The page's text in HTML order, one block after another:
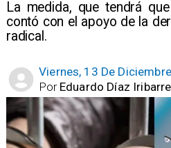
​La medida, que tendrá
contó con el apoyo de la
radical.
Viernes, 13 De
Eduardo Díaz
Por